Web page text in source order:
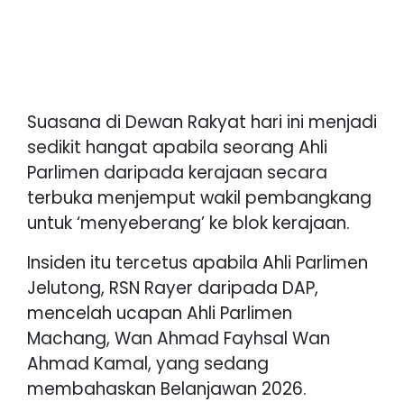
Suasana di Dewan Rakyat hari ini menjadi
sedikit hangat apabila seorang Ahli
Parlimen daripada kerajaan secara
terbuka menjemput wakil pembangkang
untuk ‘menyeberang’ ke blok kerajaan.
Insiden itu tercetus apabila Ahli Parlimen
Jelutong, RSN Rayer daripada DAP,
mencelah ucapan Ahli Parlimen
Machang, Wan Ahmad Fayhsal Wan
Ahmad Kamal, yang sedang
membahaskan Belanjawan 2026.